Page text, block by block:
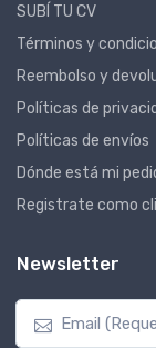
SUBÍ TU CV
Términos y
Reembolso y
Políticas de
Políticas de envíos
Dónde está mi
Registrate como
Newsletter